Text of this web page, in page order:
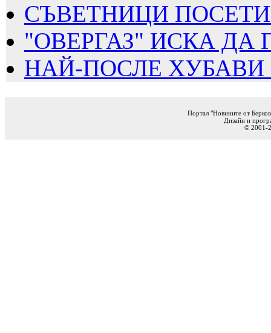
СЪВЕТНИЦИ
"ОВЕРГАЗ" ИСКА ДА
НАЙ-ПОСЛЕ ХУБАВИ
Портал "Новините от
Дизайн и
© 2001-